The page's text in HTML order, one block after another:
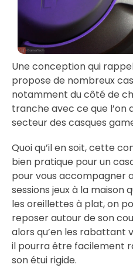
Une conception qui
propose de nombreux
notamment du côté de
tranche avec ce que l’on
secteur des casques
Quoi qu’il en soit, cette
bien pratique pour un
pour vous accompagner
sessions jeux à la maison
les oreillettes à plat, on
reposer autour de son
alors qu’en les rabattant
il pourra être facilement
son étui rigide.